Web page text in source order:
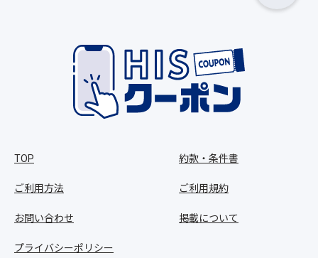
TOP
ご利用方法
お問い合わせ
プライバシーポリシー
約款・条件書
ご利用規約
掲載について